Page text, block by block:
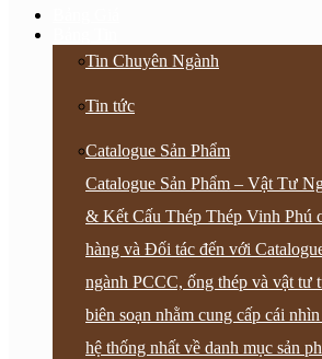
Tin Chuyên Ngành
Tin tức
Catalogue Sản Phẩm
Catalogue Sản Phẩm – Vật Tư
& Kết Cấu Thép Thép Vinh Phú
hàng và Đối tác đến với
ngành PCCC, ống thép và vật tư
biên soạn nhằm cung cấp cái
hệ thống nhất về danh mục sản